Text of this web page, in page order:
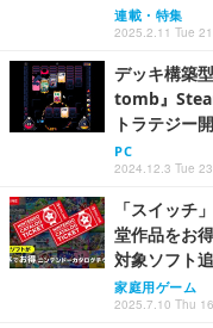
連載・特集
2025.2.11 Tue
デッキ構築
tomb』
トラテジー
PC
2024.12.3 Tue
「スイッチ
堂作品をお
対象ソフト
家庭用ゲーム
2025.7.10 Thu